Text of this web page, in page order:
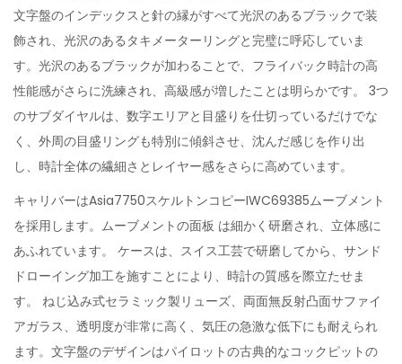
文字盤のインデックスと針の縁がすべて光沢のあるブラックで装
飾され、光沢のあるタキメーターリングと完璧に呼応していま
す。光沢のあるブラックが加わることで、フライバック時計の高
性能感がさらに洗練され、高級感が増したことは明らかです。 3つ
のサブダイヤルは、数字エリアと目盛りを仕切っているだけでな
く、外周の目盛リングも特別に傾斜させ、沈んだ感じを作り出
し、時計全体の繊細さとレイヤー感をさらに高めています。
キャリバーはAsia7750スケルトンコピーIWC69385ムーブメント
を採用します。ムーブメントの面板 は細かく研磨され、立体感に
あふれています。 ケースは、スイス工芸で研磨してから、サンド
ドローイング加工を施すことにより、時計の質感を際立たせま
す。 ねじ込み式セラミック製リューズ、両面無反射凸面サファイ
アガラス、透明度が非常に高く、気圧の急激な低下にも耐えられ
ます。文字盤のデザインはパイロットの古典的なコックピットの